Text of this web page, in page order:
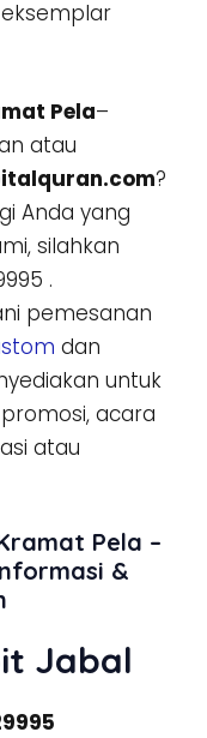
Pela–
atau
?
Anda yang
silahkan
.
pemesanan
dan
untuk
acara
atau
Pela –
&
Jabal